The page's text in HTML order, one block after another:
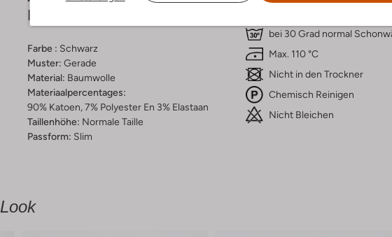
Passform
Farbe : Schwarz
Muster: Gerade
Material: Baumwolle
Materiaalpercentages:
90% Katoen, 7% Polyester En 3% Elastaan
Taillenhöhe: Normale Taille
Passform: Slim
bei 30 Grad normal
Max. 110 °C
Nicht in den Trockner
Chemisch Reinigen
Nicht Bleichen
Look